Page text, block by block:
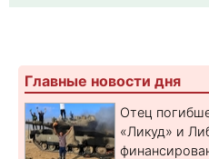
Главные новости дня
Отец
«Ликуд» и